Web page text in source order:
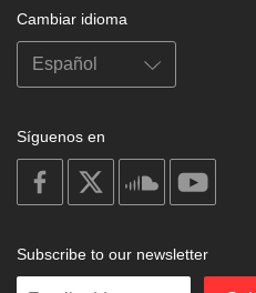
Cambiar idioma
Síguenos en
on
facebook
soundcloud
Subscribe to our newsletter
Enter